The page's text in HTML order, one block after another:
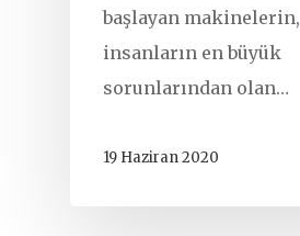
başlayan makinelerin,
insanların en büyük
sorunlarından olan…
19 Haziran 2020